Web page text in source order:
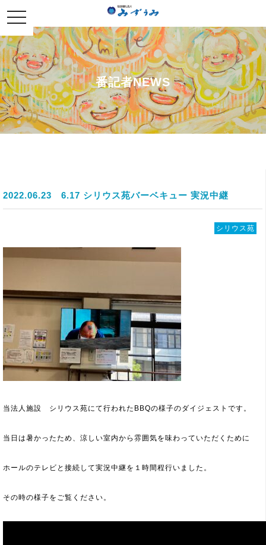
toggle
navigation
番記者NEWS
2022.06.23 6.17 シリウス苑バーベキュー 実況中継
シリウス苑
当法人施設 シリウス苑にて行われたBBQの様子のダイジェストです。
当日は暑かったため、涼しい室内から雰囲気を味わっていただくために
ホールのテレビと接続して実況中継を１時間程行いました。
その時の様子をご覧ください。